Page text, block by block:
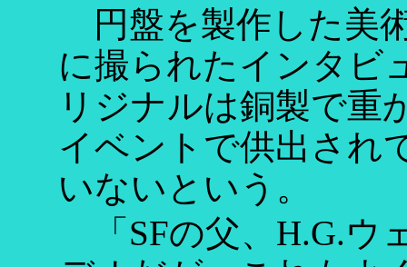
円盤を製作した美
に撮られたインタビ
リジナルは銅製で重
イベントで供出され
いないという。
「SFの父、H.G.ウ